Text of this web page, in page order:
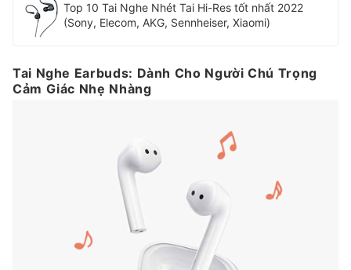
Top 10 Tai Nghe Nhét Tai Hi-Res tốt nhất 2022
(Sony, Elecom, AKG, Sennheiser, Xiaomi)
Tai Nghe Earbuds: Dành Cho Người Chú Trọng
Cảm Giác Nhẹ Nhàng